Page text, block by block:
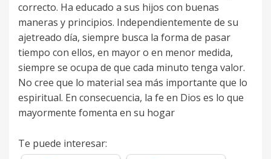
correcto. Ha educado a sus hijos con buenas
maneras y principios. Independientemente de su
ajetreado día, siempre busca la forma de pasar
tiempo con ellos, en mayor o en menor medida,
siempre se ocupa de que cada minuto tenga valor.
No cree que lo material sea más importante que lo
espiritual. En consecuencia, la fe en Dios es lo que
mayormente fomenta en su hogar
Te puede interesar: